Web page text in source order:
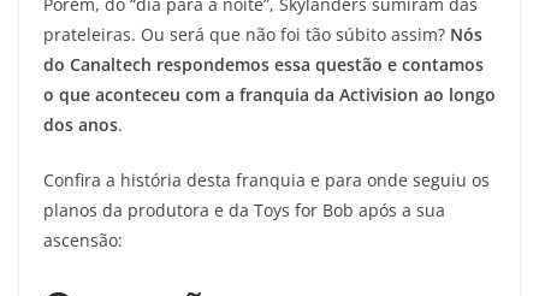
prateleiras. Ou será que não foi tão súbito assim? Nós
do Canaltech respondemos essa questão e contamos
o que aconteceu com a franquia da Activision ao longo
dos anos.
Confira a história desta franquia e para onde seguiu os
planos da produtora e da Toys for Bob após a sua
ascensão: